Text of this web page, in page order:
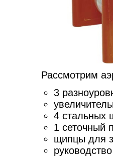
Рассмотрим
3
4 стальных
1 сеточный
щипцы для